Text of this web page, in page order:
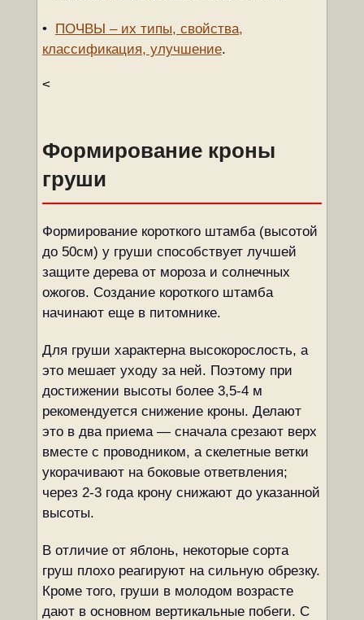
• ПОЧВЫ – их типы, свойства,
классификация, улучшение.
<
Формирование кроны
груши
Формирование короткого штамба (высотой
до 50см) у груши способствует лучшей
защите дерева от мороза и солнечных
ожогов. Создание короткого штамба
начинают еще в питомнике.
Для груши характерна высокорослость, а
это мешает уходу за ней. Поэтому при
достижении высоты более 3,5-4 м
рекомендуется снижение кроны. Делают
это в два приема — сначала срезают верх
вместе с проводником, а скелетные ветки
укорачивают на боковые ответвления;
через 2-3 года крону снижают до указанной
высоты.
В отличие от яблонь, некоторые сорта
груш плохо реагируют на сильную обрезку.
Кроме того, груши в молодом возрасте
дают в основном вертикальные побеги. С